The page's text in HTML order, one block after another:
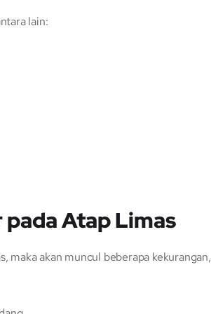
lain:
Atap Limas
maka akan muncul beberapa kekurangan,